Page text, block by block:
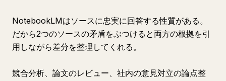
NotebookLMはソースに忠実に回答する性質がある。
だから2つのソースの矛盾をぶつけると両方の根拠を引
用しながら差分を整理してくれる。
競合分析、論文のレビュー、社内の意見対立の論点整